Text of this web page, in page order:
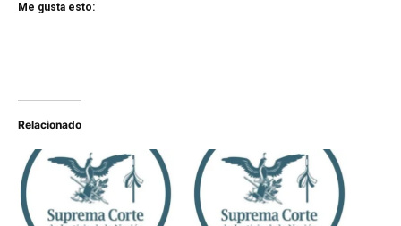
Me gusta esto:
Relacionado